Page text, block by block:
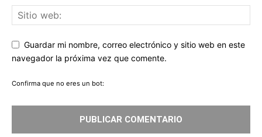
Guardar mi nombre, correo electrónico y sitio web en este
navegador la próxima vez que comente.
Confirma que no eres un bot: